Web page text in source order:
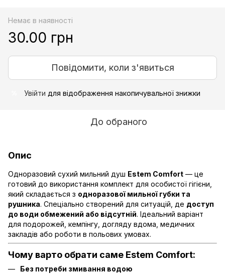
Немає в наявності
30.00 грн
Повідомити, коли з'явиться
Увійти для відображення накопичувальної знижки
До обраного
Опис
Одноразовий сухий мильний душ Estem Comfort — це
готовий до використання комплект для особистої гігієни,
який складається з одноразової мильної губки та
рушника. Спеціально створений для ситуацій, де доступ
до води обмежений або відсутній. Ідеальний варіант
для подорожей, кемпінгу, догляду вдома, медичних
закладів або роботи в польових умовах.
Чому варто обрати саме Estem Comfort:
Без потреби змивання водою